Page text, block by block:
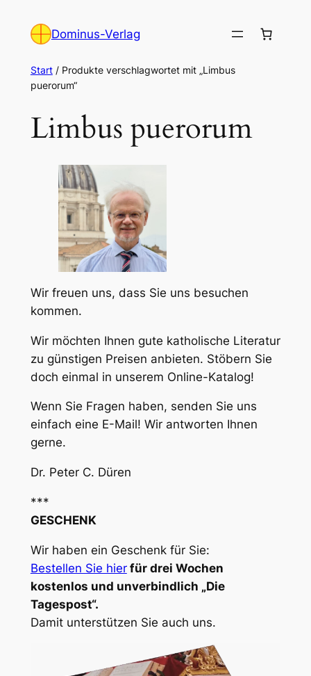
Inhalt
Dominus-Verlag
Start/ Produkte verschlagwortet mit „Limbus
puerorum“
Limbus puerorum
Wir freuen uns, dass Sie uns besuchen
kommen.
Wir möchten Ihnen gute katholische Literatur
zu günstigen Preisen anbieten. Stöbern Sie
doch einmal in unserem Online-Katalog!
Wenn Sie Fragen haben, senden Sie uns
einfach eine E-Mail! Wir antworten Ihnen
gerne.
Dr. Peter C. Düren
***
GESCHENK
Wir haben ein Geschenk für Sie:
Bestellen Sie hier für drei Wochen
kostenlos und unverbindlich „Die
Tagespost“.
Damit unterstützen Sie auch uns.